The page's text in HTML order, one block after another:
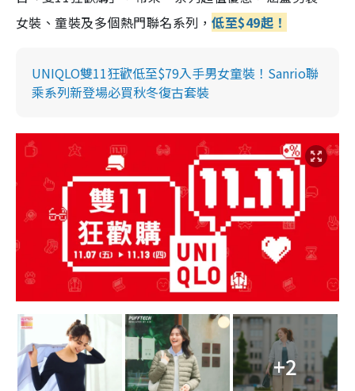
女裝、童裝及多個熱門聯名系列，低至$49起！
UNIQLO雙11狂歡低至$79入手男女童裝！Sanrio聯
乘系列新登場必買秋冬復古套裝
+2